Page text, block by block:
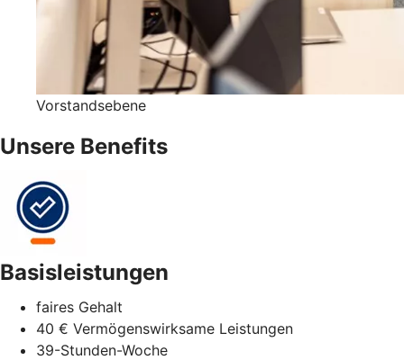
Vorstandsebene
Unsere Benefits
Basisleistungen
faires Gehalt
40 € Vermögenswirksame Leistungen
39-Stunden-Woche